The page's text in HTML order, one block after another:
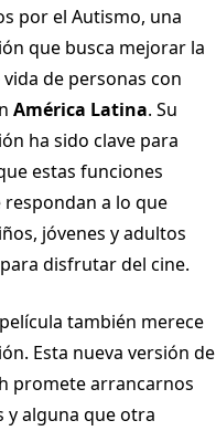
por el Autismo, una
que busca mejorar la
de personas con
América Latina. Su
ha sido clave para
estas funciones
a lo que
jóvenes y adultos
disfrutar del cine.
también merece
Esta nueva versión de
promete arrancarnos
y alguna que otra